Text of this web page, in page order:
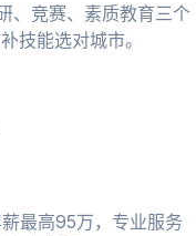
、竞赛、素质教育三个
技能选对城市。
最高95万，专业服务